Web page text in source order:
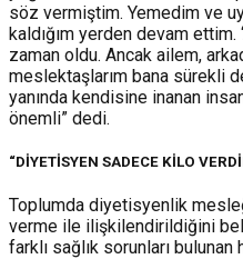
söz vermiştim. Yemedim ve
kaldığım yerden devam ettim.
zaman oldu. Ancak ailem,
meslektaşlarım bana sürekli
yanında kendisine inanan
önemli” dedi.
“DİYETİSYEN SADECE KİLO
Toplumda diyetisyenlik
verme ile ilişkilendirildiğini
farklı sağlık sorunları